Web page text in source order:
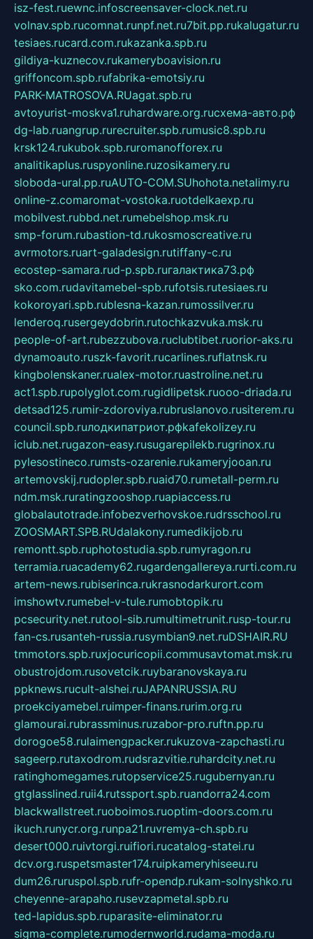
isz-fest.ruewnc.infoscreensaver-clock.net.ru
volnav.spb.rucomnat.runpf.net.ru7bit.pp.rukalugatur.ru
tesiaes.rucard.com.rukazanka.spb.ru
gildiya-kuznecov.rukameryboavision.ru
griffoncom.spb.rufabrika-emotsiy.ru
PARK-MATROSOVA.RUagat.spb.ru
avtoyurist-moskva1.ruhardware.org.ruсхема-авто.рф
dg-lab.ruangrup.rurecruiter.spb.rumusic8.spb.ru
krsk124.rukubok.spb.ruromanofforex.ru
analitikaplus.ruspyonline.ruzosikamery.ru
sloboda-ural.pp.ruAUTO-COM.SUhohota.netalimy.ru
online-z.comaromat-vostoka.ruotdelkaexp.ru
mobilvest.rubbd.net.rumebelshop.msk.ru
smp-forum.rubastion-td.rukosmoscreative.ru
avrmotors.ruart-galadesign.rutiffany-c.ru
ecostep-samara.rud-p.spb.ruгалактика73.рф
sko.com.rudavitamebel-spb.rufotsis.rutesiaes.ru
kokoroyari.spb.rublesna-kazan.rumossilver.ru
lenderoq.rusergeydobrin.rutochkazvuka.msk.ru
people-of-art.rubezzubova.ruclubtibet.ruorior-aks.ru
dynamoauto.ruszk-favorit.rucarlines.ruflatnsk.ru
kingbolenskaner.rualex-motor.ruastroline.net.ru
act1.spb.rupolyglot.com.rugidlipetsk.ruooo-driada.ru
detsad125.rumir-zdoroviya.rubruslanovo.rusiterem.ru
council.spb.ruлодкипатриот.рфkafekolizey.ru
iclub.net.rugazon-easy.rusugarepilekb.rugrinox.ru
pylesostineco.rumsts-ozarenie.rukameryjooan.ru
artemovskij.rudopler.spb.ruaid70.rumetall-perm.ru
ndm.msk.ruratingzooshop.ruapiaccess.ru
globalautotrade.infobezverhovskoe.rudrsschool.ru
ZOOSMART.SPB.RUdalakony.rumedikijob.ru
remontt.spb.ruphotostudia.spb.rumyragon.ru
terramia.ruacademy62.rugardengallereya.rurti.com.ru
artem-news.rubiserinca.rukrasnodarkurort.com
imshowtv.rumebel-v-tule.rumobtopik.ru
pcsecurity.net.rutool-sib.rumultimetrunit.rusp-tour.ru
fan-cs.rusanteh-russia.rusymbian9.net.ruDSHAIR.RU
tmmotors.spb.ruxjocuricopii.commusavtomat.msk.ru
obustrojdom.rusovetcik.ruybaranovskaya.ru
ppknews.rucult-alshei.ruJAPANRUSSIA.RU
proekciyamebel.ruimper-finans.rurim.org.ru
glamourai.rubrassminus.ruzabor-pro.ruftn.pp.ru
dorogoe58.rulaimengpacker.rukuzova-zapchasti.ru
sageerp.rutaxodrom.rudsrazvitie.ruhardcity.net.ru
ratinghomegames.rutopservice25.rugubernyan.ru
gtglasslined.ruii4.rutssport.spb.ruandorra24.com
blackwallstreet.ruoboimos.ruoptim-doors.com.ru
ikuch.runycr.org.runpa21.ruvremya-ch.spb.ru
desert000.ruivtorgi.ruifiori.rucatalog-statei.ru
dcv.org.ruspetsmaster174.ruipkameryhiseeu.ru
dum26.ruruspol.spb.rufr-opendp.rukam-solnyshko.ru
cheyenne-arapaho.rusevzapmetal.spb.ru
ted-lapidus.spb.ruparasite-eliminator.ru
sigma-complete.rumodernworld.rudama-moda.ru